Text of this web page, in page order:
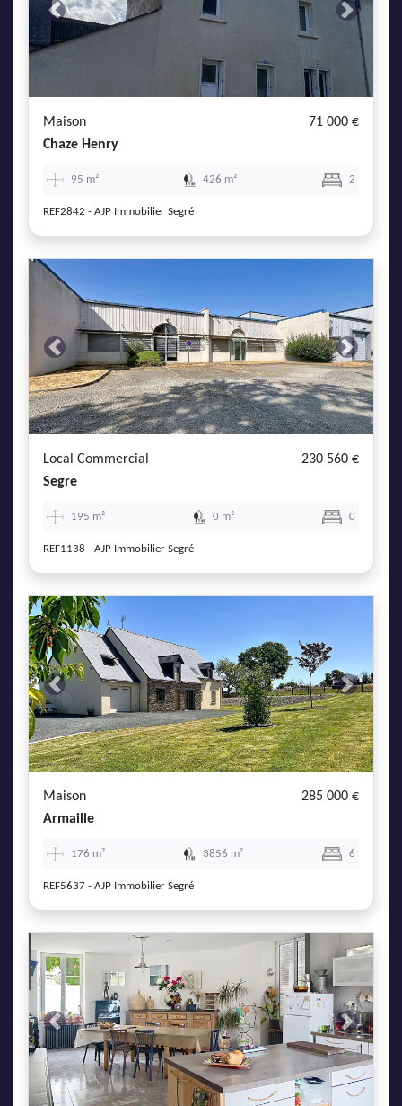
Previous Next
Maison
71 000 €
Chaze Henry
95 m² 426 m² 2
REF2842 - AJP Immobilier Segré
Previous Next
Local Commercial
230 560 €
Segre
195 m² 0 m² 0
REF1138 - AJP Immobilier Segré
Previous Next
Maison
285 000 €
Armaille
176 m² 3856 m² 6
REF5637 - AJP Immobilier Segré
Previous Next